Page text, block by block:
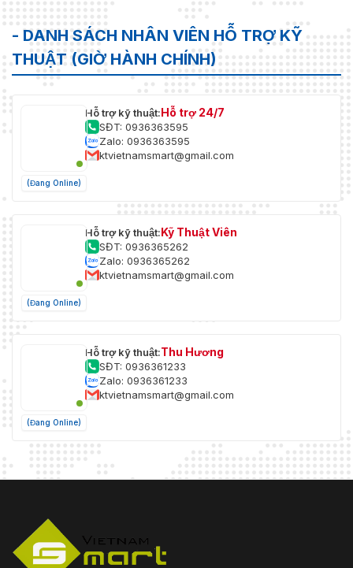
- DANH SÁCH NHÂN VIÊN HỖ TRỢ KỸ
THUẬT (GIỜ HÀNH CHÍNH)
(Đang Online)
Hỗ trợ kỹ thuật:Hỗ trợ 24/7
SĐT: 0936363595
Zalo: 0936363595
ktvietnamsmart@gmail.com
(Đang Online)
Hỗ trợ kỹ thuật:Kỹ Thuật Viên
SĐT: 0936365262
Zalo: 0936365262
ktvietnamsmart@gmail.com
(Đang Online)
Hỗ trợ kỹ thuật:Thu Hương
SĐT: 0936361233
Zalo: 0936361233
ktvietnamsmart@gmail.com